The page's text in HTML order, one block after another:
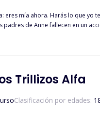
eres mía ahora. Harás lo que
ella sueña con un futuro
Trillizos Alfa
Clasificación por edades: